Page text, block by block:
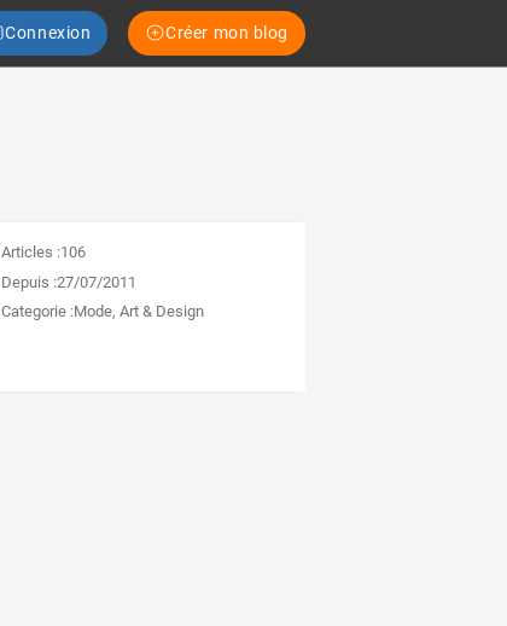
Connexion Créer mon blog
Articles :106
Depuis :27/07/2011
Categorie :Mode, Art & Design